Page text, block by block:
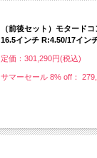
（前後セット）モタード
16.5インチ R:4.50/17イン
定価：301,290円(税込)
サマーセール 8% off：